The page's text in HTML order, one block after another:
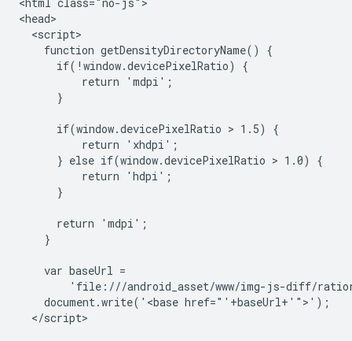
<head>
  <script>
    function getDensityDirectoryName() {
      if(!window.devicePixelRatio) {
          return 'mdpi';
      }
      if(window.devicePixelRatio > 1.5) {
          return 'xhdpi';
      } else if(window.devicePixelRatio > 1.0) {
          return 'hdpi';
      }
      return 'mdpi';
    }
    var baseUrl =
'file:///android_asset/www/img-js-diff/
    document.write('<base href="'+baseUrl+'">');
  </script>